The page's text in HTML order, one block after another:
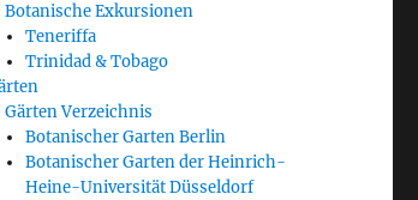
Botanische Exkursionen
Teneriffa
Trinidad & Tobago
Gärten Verzeichnis
Botanischer Garten Berlin
Botanischer Garten der Heinrich-
Heine-Universität Düsseldorf